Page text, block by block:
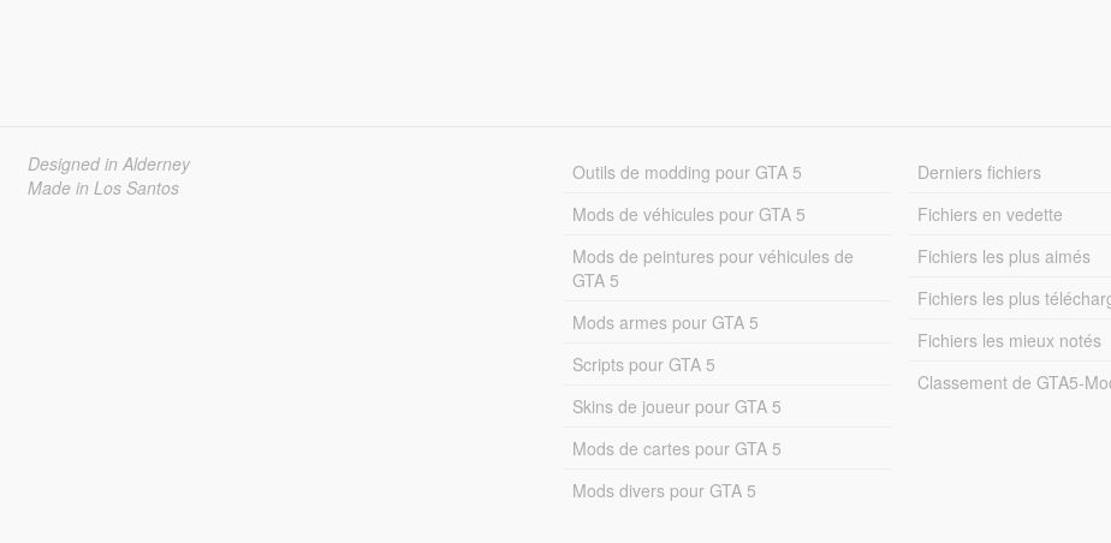
Designed in Alderney
Made in Los Santos
Outils de modding pour GTA 5
Mods de véhicules pour GTA 5
Mods de peintures pour véhicules de
GTA 5
Mods armes pour GTA 5
Scripts pour GTA 5
Skins de joueur pour GTA 5
Mods de cartes pour GTA 5
Mods divers pour GTA 5
Derniers fichiers
Fichiers en vedette
Fichiers les plus aimés
Fichiers les plus
Fichiers les mieux notés
Classement de GTA5-